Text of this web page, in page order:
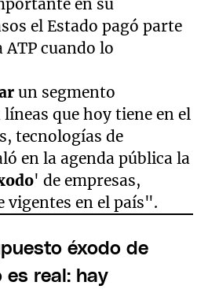
en su
el Estado pagó parte
cuando lo
un segmento
que hoy tiene en el
tecnologías de
en la agenda pública la
' de empresas,
en el país".
éxodo de
real: hay